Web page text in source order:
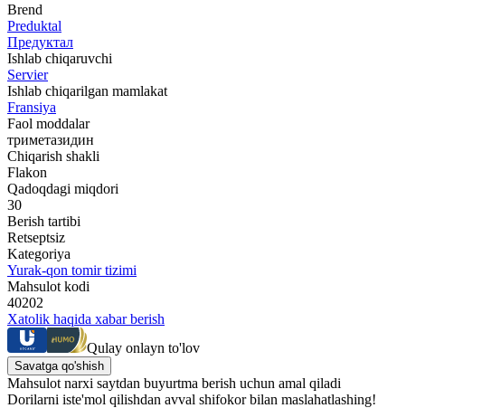
Brend
Preduktal
Предуктал
Ishlab chiqaruvchi
Servier
Ishlab chiqarilgan mamlakat
Fransiya
Faol moddalar
триметазидин
Chiqarish shakli
Flakon
Qadoqdagi miqdori
30
Berish tartibi
Retseptsiz
Kategoriya
Yurak-qon tomir tizimi
Mahsulot kodi
40202
Xatolik haqida xabar berish
Qulay onlayn to'lov
Savatga qo'shish
Mahsulot narxi saytdan buyurtma berish uchun amal qiladi
Dorilarni iste'mol qilishdan avval shifokor bilan maslahatlashing!